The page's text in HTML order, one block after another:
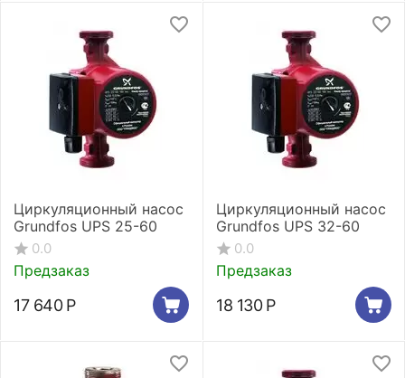
Циркуляционный насос
Grundfos UPS 25-60
0.0
Предзаказ
17 640 Р
Циркуляционный насос
Grundfos UPS 32-60
0.0
Предзаказ
18 130 Р